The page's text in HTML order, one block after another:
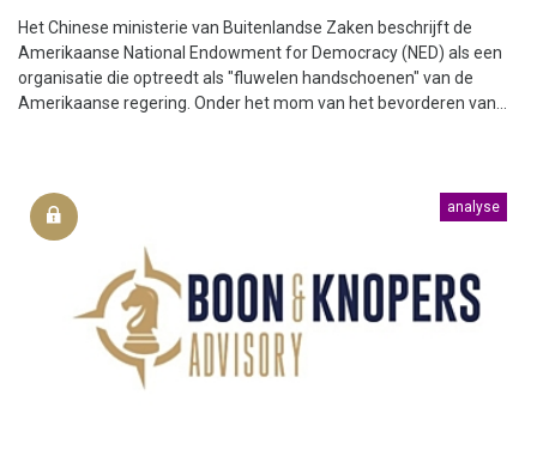
Het Chinese ministerie van Buitenlandse Zaken beschrijft de
Amerikaanse National Endowment for Democracy (NED) als een
organisatie die optreedt als "fluwelen handschoenen" van de
Amerikaanse regering. Onder het mom van het bevorderen van...
analyse